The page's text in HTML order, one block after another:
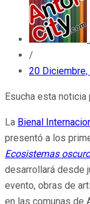
/
20
Esucha esta
La Bienal
presentó a los
Ecosistemas
desarrollará desde
evento, obras de
en las comunas de